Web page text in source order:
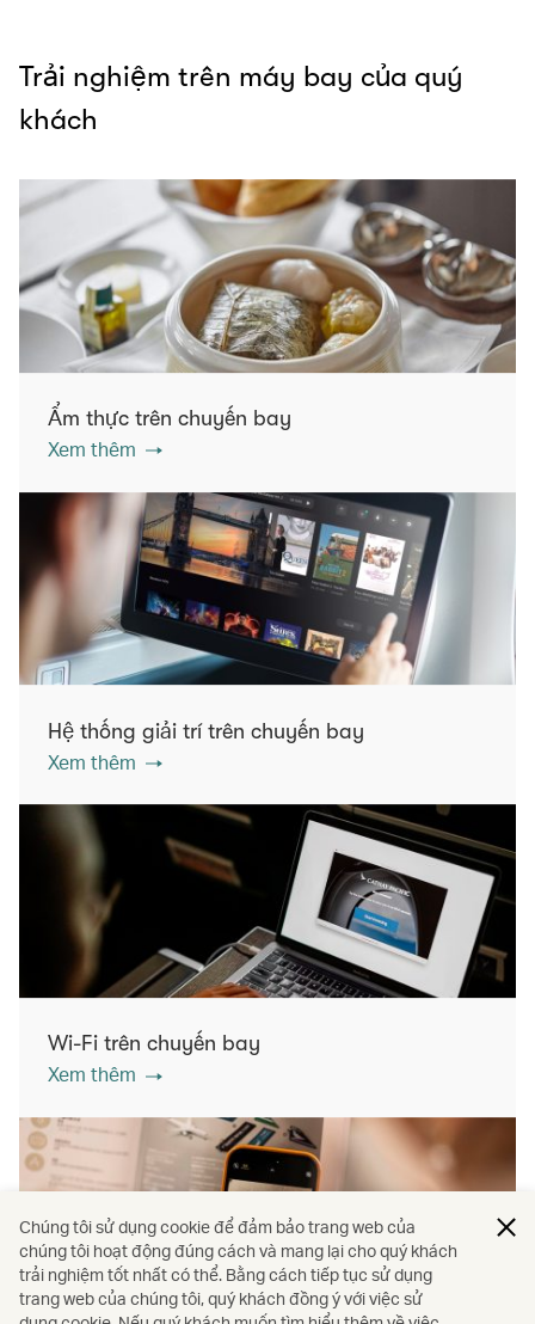
Trải nghiệm trên máy bay của quý
khách
Ẩm thực trên chuyến bay
Xem thêm
Hệ thống giải trí trên chuyến bay
Xem thêm
Wi-Fi trên chuyến bay
Xem thêm
Chúng tôi sử dụng cookie để đảm bảo trang web của
chúng tôi hoạt động đúng cách và mang lại cho quý khách
trải nghiệm tốt nhất có thể. Bằng cách tiếp tục sử dụng
trang web của chúng tôi, quý khách đồng ý với việc sử